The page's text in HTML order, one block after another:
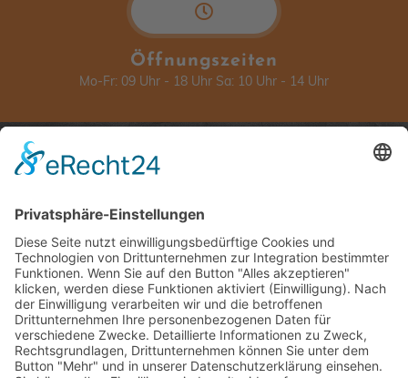
Öffnungszeiten
Mo-Fr: 09 Uhr - 18 Uhr Sa: 10 Uhr - 14 Uhr
Über Ceralita
Über uns
Rechtliches
Impressum